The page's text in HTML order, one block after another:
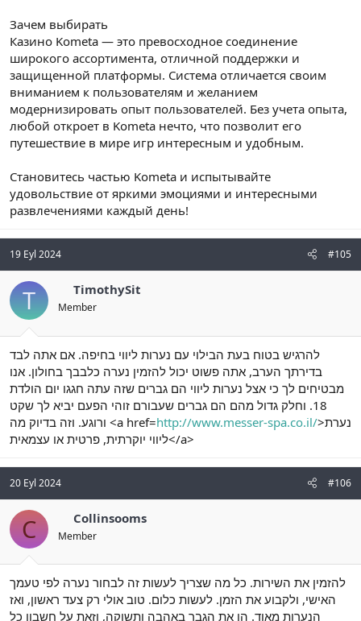
Зачем выбирать
Казино Kometa — это превосходное соединение
широкого ассортимента, отличной поддержки и
защищенной платформы. Система отличается своим
вниманием к пользователям и желанием
модернизировать опыт пользователей. Без учета опыта,
любой откроет в Kometa нечто, что позволит его
путешествие в мире игр интересным и удобным.
Становитесь частью Kometa и испытывайте
удовольствие от яркими эмоциями и интересными
развлечениями каждый день!
19 Eyl 2024 #105
T TimothySit
Member
להרגיש בטוח בעת הבילוי עם נערות ליווי בחיפה. אם אתה לבד
בדירתך הערב, אתה פשוט יכול להזמין נערה כלבבך בחולון. אנו
מבטיחים לך כי אצל נערות ליווי הם גברים שזה עתה חגגו יום הולדת
18. וחלק גדול מהם הם גברים שעבורם זוהי הפעם יביא לך שקט
ורוגע. וזה בדיוק מה <a href=http://www.messer-spa.co.il/>נערת
ליווי יוקרתית, פרטית או עצמאית</a>
20 Eyl 2024 #106
C Collinsooms
Member
להזמין את השירות. כל מה שצריך לעשות זה לבחור נערה לפי טעמך
האישי, ולקבוע את הזמן. לעשות כלום. טוב אולי רק צעד ראשון, ואז
הנערות מאוד. הן את הגבר באהבה ותשוקה, וזאת על חשבון כל